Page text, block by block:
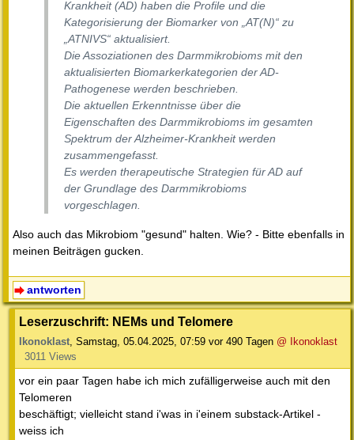
Krankheit (AD) haben die Profile und die
Kategorisierung der Biomarker von „AT(N)“ zu
„ATNIVS“ aktualisiert.
Die Assoziationen des Darmmikrobioms mit den
aktualisierten Biomarkerkategorien der AD-
Pathogenese werden beschrieben.
Die aktuellen Erkenntnisse über die
Eigenschaften des Darmmikrobioms im gesamten
Spektrum der Alzheimer-Krankheit werden
zusammengefasst.
Es werden therapeutische Strategien für AD auf
der Grundlage des Darmmikrobioms
vorgeschlagen.
Also auch das Mikrobiom "gesund" halten. Wie? - Bitte ebenfalls in
meinen Beiträgen gucken.
antworten
Leserzuschrift: NEMs und Telomere
Ikonoklast, Samstag, 05.04.2025, 07:59 vor 490 Tagen @ Ikonoklast
3011 Views
vor ein paar Tagen habe ich mich zufälligerweise auch mit den
Telomeren
beschäftigt; vielleicht stand i'was in i'einem substack-Artikel -
weiss ich